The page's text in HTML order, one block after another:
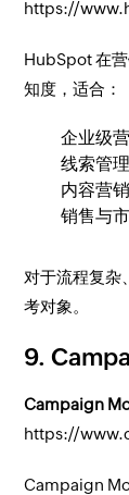
https://
HubSpot 在
知度，适合：
企业级
线索管理
内容营销
销售与
对于流程复杂
考对象。
9.
Campaign
https://
Campaign